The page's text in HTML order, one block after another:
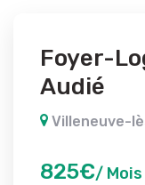
Foyer-
Audié
Villeneuve-
825€/ Mois